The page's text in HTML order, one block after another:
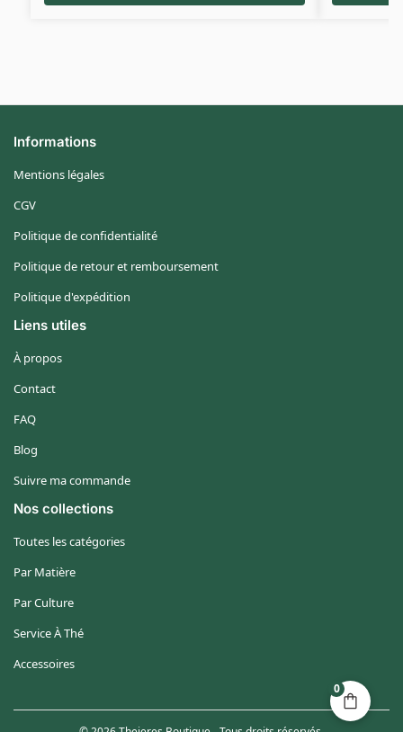
0
Informations
Mentions légales
CGV
Politique de confidentialité
Politique de retour et remboursement
Politique d'expédition
Liens utiles
À propos
Contact
FAQ
Blog
Suivre ma commande
Nos collections
Toutes les catégories
Par Matière
Par Culture
Service À Thé
Accessoires